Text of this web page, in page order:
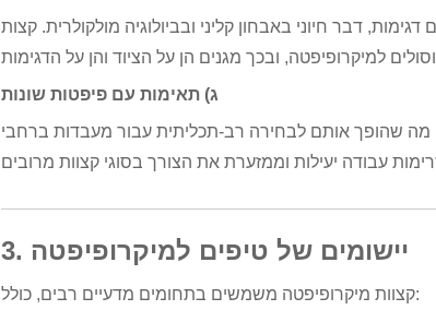
דבר חיוני באבחון קליני ובביולוגיה מולקולרית. קצות
ג) תאימות עם פיפטות שונות
מה שהופך אותם לבחירה רב-תכליתית עבור מעבדות ברחבי
3. יישומים של טיפים למיקרופיפטה
קצוות מיקרופיפטה משמשים בתחומים מדעיים רבים, כולל: